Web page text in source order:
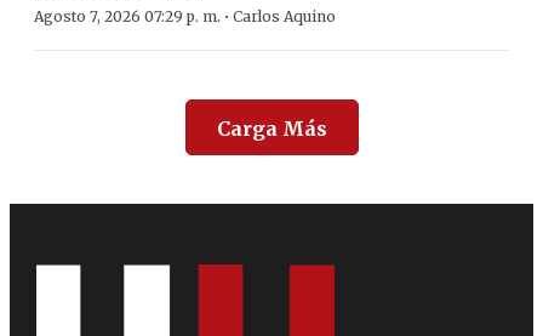
Agosto 7, 2026 07:29 p. m. · Carlos Aquino
Carga Más